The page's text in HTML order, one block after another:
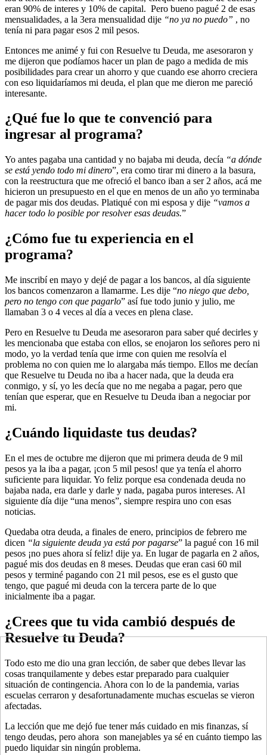
eran 90% de interes y 10% de capital. Pero bueno pagué 2 de esas
mensualidades, a la 3era mensualidad dije “no ya no puedo” , no
tenía ni para pagar esos 2 mil pesos.
Entonces me animé y fui con Resuelve tu Deuda, me asesoraron y
me dijeron que podíamos hacer un plan de pago a medida de mis
posibilidades para crear un ahorro y que cuando ese ahorro creciera
con eso liquidaríamos mi deuda, el plan que me dieron me pareció
interesante.
¿Qué fue lo que te convenció para
ingresar al programa?
Yo antes pagaba una cantidad y no bajaba mi deuda, decía “a dónde
se está yendo todo mi dinero”, era como tirar mi dinero a la basura,
con la reestructura que me ofreció el banco iban a ser 2 años, acá me
hicieron un presupuesto en el que en menos de un año yo terminaba
de pagar mis dos deudas. Platiqué con mi esposa y dije “vamos a
hacer todo lo posible por resolver esas deudas.”
¿Cómo fue tu experiencia en el
programa?
Me inscribí en mayo y dejé de pagar a los bancos, al día siguiente
los bancos comenzaron a llamarme. Les dije “no niego que debo,
pero no tengo con que pagarlo” así fue todo junio y julio, me
llamaban 3 o 4 veces al día a veces en plena clase.
Pero en Resuelve tu Deuda me asesoraron para saber qué decirles y
les mencionaba que estaba con ellos, se enojaron los señores pero ni
modo, yo la verdad tenía que irme con quien me resolvía el
problema no con quien me lo alargaba más tiempo. Ellos me decían
que Resuelve tu Deuda no iba a hacer nada, que la deuda era
conmigo, y sí, yo les decía que no me negaba a pagar, pero que
tenían que esperar, que en Resuelve tu Deuda iban a negociar por
mi.
¿Cuándo liquidaste tus deudas?
En el mes de octubre me dijeron que mi primera deuda de 9 mil
pesos ya la iba a pagar, ¡con 5 mil pesos! que ya tenía el ahorro
suficiente para liquidar. Yo feliz porque esa condenada deuda no
bajaba nada, era darle y darle y nada, pagaba puros intereses. Al
siguiente día dije “una menos”, siempre respira uno con esas
noticias.
Quedaba otra deuda, a finales de enero, principios de febrero me
dicen “la siguiente deuda ya está por pagarse” la pagué con 16 mil
pesos ¡no pues ahora sí feliz! dije ya. En lugar de pagarla en 2 años,
pagué mis dos deudas en 8 meses. Deudas que eran casi 60 mil
pesos y terminé pagando con 21 mil pesos, ese es el gusto que
tengo, que pagué mi deuda con la tercera parte de lo que
inicialmente iba a pagar.
¿Crees que tu vida cambió después de
Resuelve tu Deuda?
Todo esto me dio una gran lección, de saber que debes llevar las
cosas tranquilamente y debes estar preparado para cualquier
situación de contingencia. Ahora con lo de la pandemia, varias
escuelas cerraron y desafortunadamente muchas escuelas se vieron
afectadas.
La lección que me dejó fue tener más cuidado en mis finanzas, sí
tengo deudas, pero ahora son manejables ya sé en cuánto tiempo las
puedo liquidar sin ningún problema.